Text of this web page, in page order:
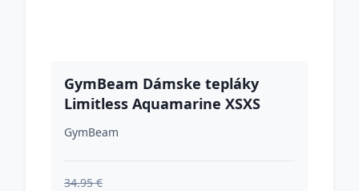
GymBeam Dámske tepláky
Limitless Aquamarine XSXS
GymBeam
34.95 €